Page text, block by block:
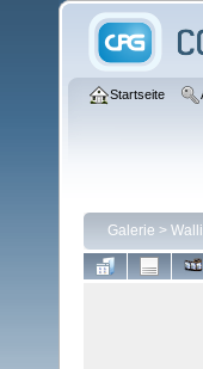
Startseite
Galerie >